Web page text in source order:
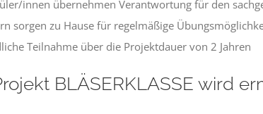
innen übernehmen Verantwortung für den
sorgen zu Hause für regelmäßige
Teilnahme über die Projektdauer von 2 Jahren
BLÄSERKLASSE wird